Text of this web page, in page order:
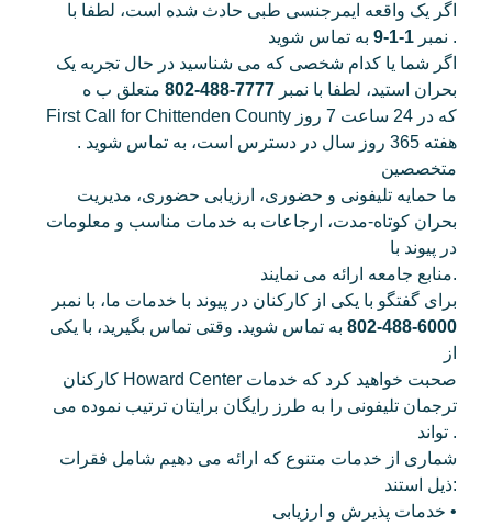
اگر یک واقعه ایمرجنسی طبی حادث شده است، لطفا با
نمبر 1-1-9
به تماس شوید .
اگر شما یا کدام شخصی که می شناسید در حال تجربه یک
بحران استید، لطفا با نمبر 7777-488-802
متعلق ب ه
First Call for Chittenden County که در 24 ساعت 7 روز
هفته 365 روز سال در دسترس است، به تماس شوید .
متخصصین
ما حمایه تلیفونی و حضوری، ارزیابی حضوری، مدیریت
بحران کوتاه-مدت، ارجاعات به خدمات مناسب و معلومات
در پیوند با
منابع جامعه ارائه می نمایند.
برای گفتگو با یکی از کارکنان در پیوند با خدمات ما، با نمبر
6000-488-802
به تماس شوید. وقتی تماس بگیرید، با یکی
از
کارکنان Howard Center صحبت خواهید کرد که خدمات
ترجمان تلیفونی را به طرز رایگان برایتان ترتیب نموده می
تواند .
شماری از خدمات متنوع که ارائه می دهیم شامل فقرات
ذیل استند:
خدمات پذیرش و ارزیابی •